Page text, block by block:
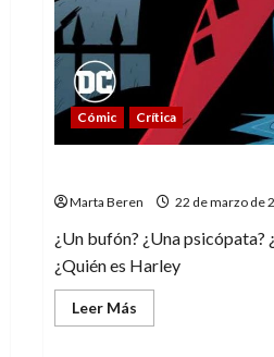
Cómic Crítica
Marta Beren 22 de marzo de
¿Un bufón? ¿Una psicópata?
¿Quién es Harley
Leer Más
más